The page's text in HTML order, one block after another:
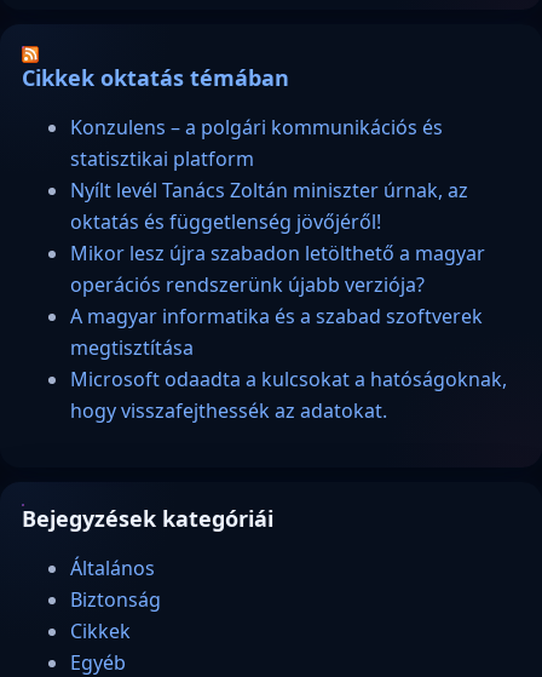
Cikkek oktatás témában
Konzulens – a polgári kommunikációs és
statisztikai platform
Nyílt levél Tanács Zoltán miniszter úrnak, az
oktatás és függetlenség jövőjéről!
Mikor lesz újra szabadon letölthető a magyar
operációs rendszerünk újabb verziója?
A magyar informatika és a szabad szoftverek
megtisztítása
Microsoft odaadta a kulcsokat a hatóságoknak,
hogy visszafejthessék az adatokat.
Bejegyzések kategóriái
Általános
Biztonság
Cikkek
Egyéb